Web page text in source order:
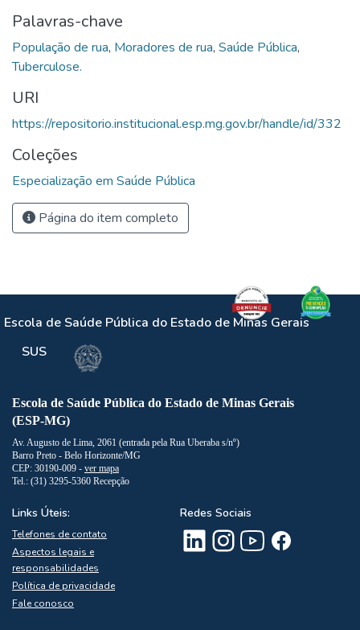
Palavras-chave
População de rua, Moradores de rua, Saúde Pública,
Tuberculose.
URI
https://repositorio.institucional.esp.mg.gov.br/handle/id/332
Coleções
Especialização em Saúde Pública
Página do item completo
Escola de Saúde Pública do Estado de Minas Gerais
SUS
Escola de Saúde Pública do Estado de Minas Gerais
(ESP-MG)
Av. Augusto de Lima, 2061 (entrada pela Rua Uberaba s/nº)
Barro Preto - Belo Horizonte/MG
CEP: 30190-009 - ver mapa
Tel.: (31) 3295-5360 Recepção
Links Úteis:
Telefones de contato
Aspectos legais e
responsabilidades
Política de privacidade
Fale conosco
Redes Sociais